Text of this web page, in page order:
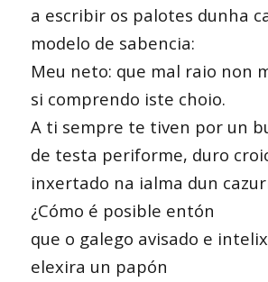
a escribir os palotes dunha
modelo de sabencia:
Meu neto: que mal raio non
si comprendo iste choio.
A ti sempre te tiven por un
de testa periforme, duro
inxertado na ialma dun
¿Cómo é posible entón
que o galego avisado e
elexira un papón